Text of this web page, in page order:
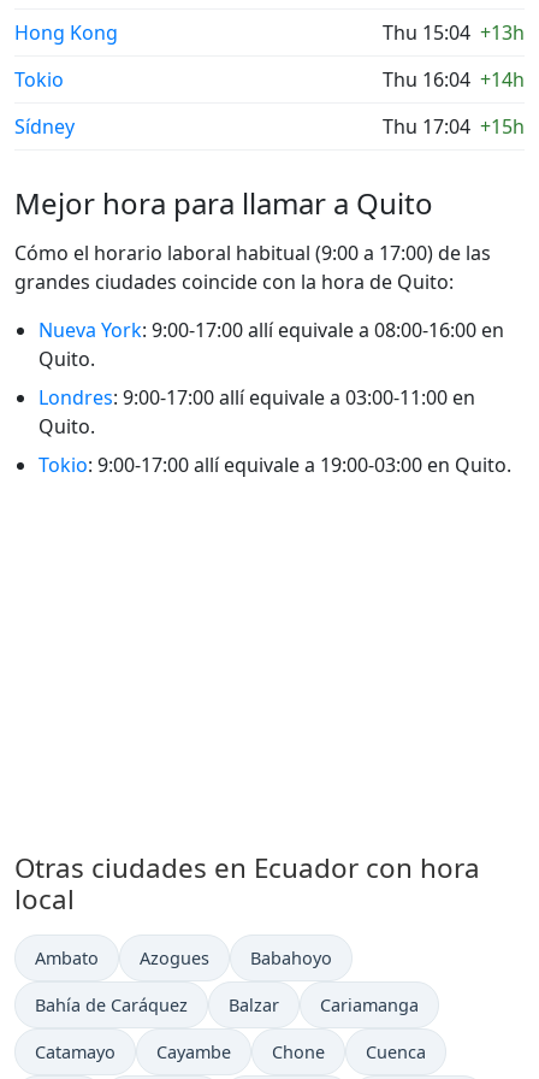
Hong Kong Thu 15:04 +13h
Tokio
Thu 16:04 +14h
Sídney
Thu 17:04 +15h
Mejor hora para llamar a Quito
Cómo el horario laboral habitual (9:00 a 17:00) de las
grandes ciudades coincide con la hora de Quito:
Nueva York: 9:00-17:00 allí equivale a 08:00-16:00 en
Quito.
Londres: 9:00-17:00 allí equivale a 03:00-11:00 en
Quito.
Tokio: 9:00-17:00 allí equivale a 19:00-03:00 en Quito.
Otras ciudades en Ecuador con hora
local
Hora actual en
Ambato Hora actual en
Azogues Hora actual en
Babahoyo
Hora actual en
Bahía de Caráquez Hora actual en
Balzar Hora actual en
Cariamanga
Hora actual en
Catamayo Hora actual en
Cayambe Hora actual en
Chone Hora actual en
Cuenca